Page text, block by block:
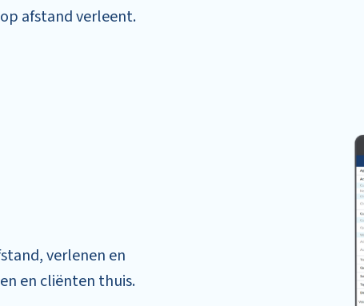
afstand verleent.
verlenen en
en cliënten thuis.